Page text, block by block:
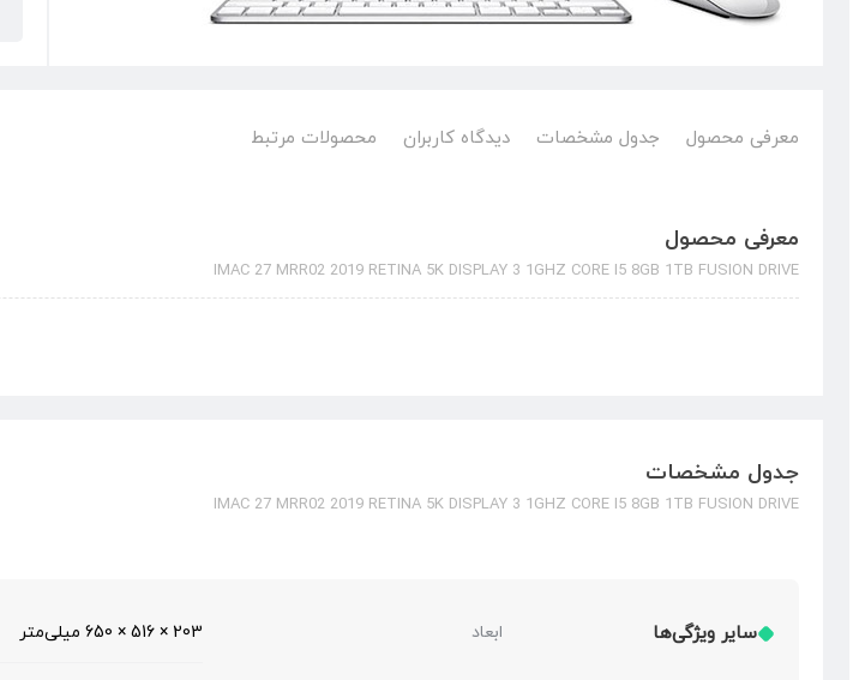
معرفی محصول جدول مشخصات دیدگاه کاربران محصولات مرتبط
معرفی محصول
IMAC 27 MRR02 2019 RETINA 5K DISPLAY 3 1GHZ CORE I5 8GB 1TB FUSION DRIVE
جدول مشخصات
IMAC 27 MRR02 2019 RETINA 5K DISPLAY 3 1GHZ CORE I5 8GB 1TB FUSION DRIVE
سایر ویژگی‌ها ابعاد 203 × 516 × 650 میلی‌متر